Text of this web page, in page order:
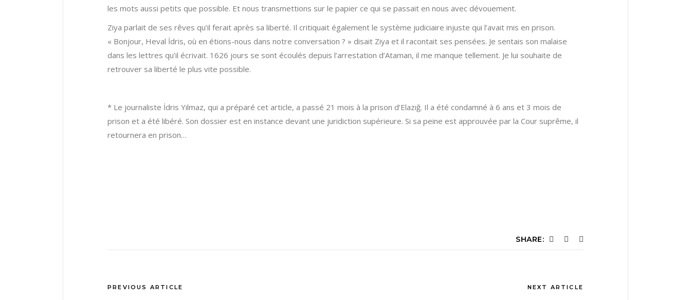
les mots aussi petits que possible. Et nous transmettions sur le papier ce qui se passait en nous avec dévouement.
Ziya parlait de ses rêves qu’il ferait après sa liberté. Il critiquait également le système judiciaire injuste qui l’avait mis en prison.
« Bonjour, Heval İdris, où en étions-nous dans notre conversation ? » disait Ziya et il racontait ses pensées. Je sentais son malaise
dans les lettres qu’il écrivait. 1626 jours se sont écoulés depuis l’arrestation d’Ataman, il me manque tellement. Je lui souhaite de
retrouver sa liberté le plus vite possible.
* Le journaliste İdris Yılmaz, qui a préparé cet article, a passé 21 mois à la prison d’Elazığ. Il a été condamné à 6 ans et 3 mois de
prison et a été libéré. Son dossier est en instance devant une juridiction supérieure. Si sa peine est approuvée par la Cour suprême, il
retournera en prison…
SHARE:
PREVIOUS ARTICLE NEXT ARTICLE